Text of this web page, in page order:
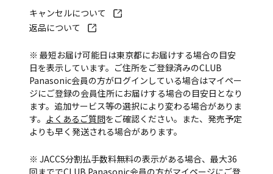
キャンセルについて
返品について
※ 最短お届け可能日は東京都にお届けする場合の目安
日を表示しています。ご住所をご登録済みのCLUB
Panasonic会員の方がログインしている場合はマイペー
ジにご登録の会員住所にお届けする場合の目安日となり
ます。追加サービス等の選択により変わる場合がありま
す。 よくあるご質問をご確認ください。また、発売予定
よりも早く発送される場合があります。
※ JACCS分割払手数料無料の表示がある場合、最大36
回まででCLUB Panasonic会員の方がマイページにご登